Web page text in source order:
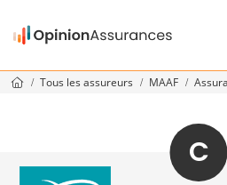
Tous les assureurs MAAF
C